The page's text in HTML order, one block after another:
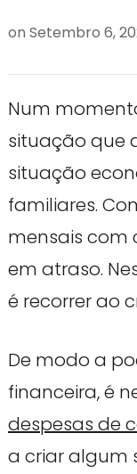
on Setembro 6,
Num
situação que
situação
familiares.
mensais com
em atraso.
é recorrer ao
De modo a
financeira, é
despesas de
a criar algum